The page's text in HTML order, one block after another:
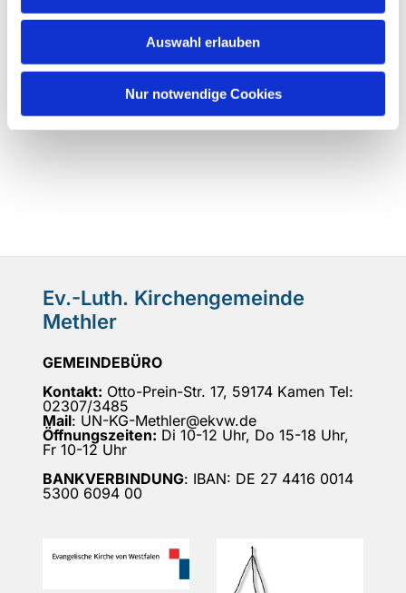
Auswahl erlauben
Nur notwendige Cookies
Ev.-Luth. Kirchengemeinde
Methler
GEMEINDEBÜRO
Kontakt: Otto-Prein-Str. 17, 59174 Kamen Tel:
02307/3485
Mail: UN-KG-Methler@ekvw.de
Öffnungszeiten: Di 10-12 Uhr, Do 15-18 Uhr,
Fr 10-12 Uhr
BANKVERBINDUNG: IBAN: DE 27 4416 0014
5300 6094 00